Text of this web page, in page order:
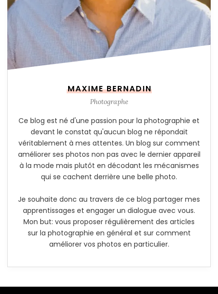
MAXIME BERNADIN
Photographe
Ce blog est né d'une passion pour la photographie et
devant le constat qu'aucun blog ne répondait
véritablement à mes attentes. Un blog sur comment
améliorer ses photos non pas avec le dernier appareil
à la mode mais plutôt en décodant les mécanismes
qui se cachent derrière une belle photo.
Je souhaite donc au travers de ce blog partager mes
apprentissages et engager un dialogue avec vous.
Mon but: vous proposer régulièrement des articles
sur la photographie en général et sur comment
améliorer vos photos en particulier.